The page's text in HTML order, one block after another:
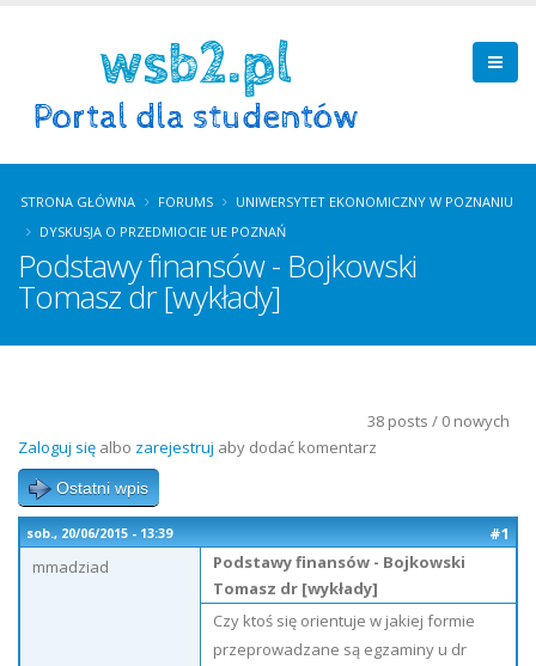
STRONA GŁÓWNA FORUMS
UNIWERSYTET EKONOMICZNY W POZNANIU
DYSKUSJA O PRZEDMIOCIE UE POZNAŃ
Podstawy finansów - Bojkowski
Tomasz dr [wykłady]
38 posts / 0 nowych
Zaloguj się albo zarejestruj aby dodać komentarz
Ostatni wpis
sob., 20/06/2015 - 13:39
#1
mmadziad
Podstawy finansów - Bojkowski
Tomasz dr [wykłady]
Czy ktoś się orientuje w jakiej formie
przeprowadzane są egzaminy u dr